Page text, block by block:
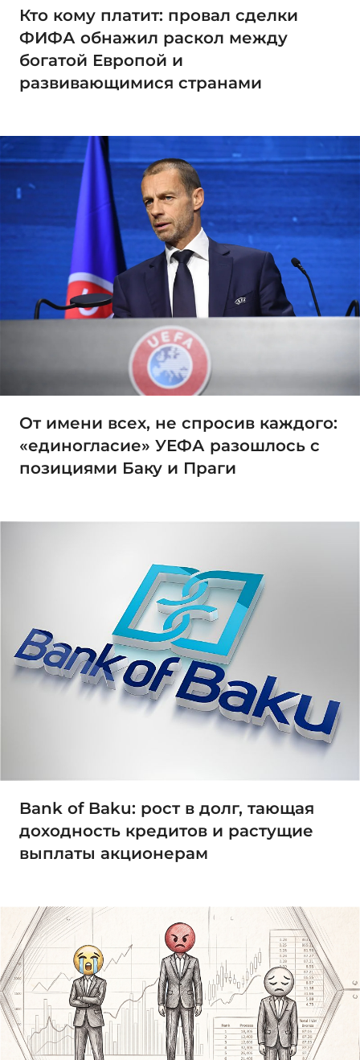
Кто кому платит: провал сделки
ФИФА обнажил раскол между
богатой Европой и
развивающимися странами
От имени всех, не спросив каждого:
«единогласие» УЕФА разошлось с
позициями Баку и Праги
Bank of Baku: рост в долг, тающая
доходность кредитов и растущие
выплаты акционерам